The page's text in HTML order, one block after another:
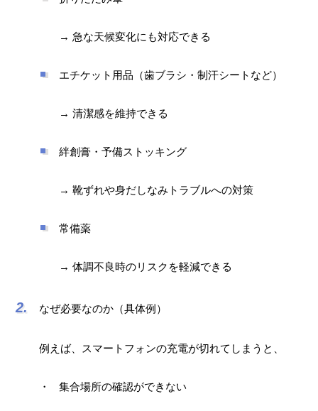
→ 急な天候変化にも対応できる
エチケット用品（歯ブラシ・制汗シートなど）
→ 清潔感を維持できる
絆創膏・予備ストッキング
→ 靴ずれや身だしなみトラブルへの対策
常備薬
→ 体調不良時のリスクを軽減できる
なぜ必要なのか（具体例）
例えば、スマートフォンの充電が切れてしまうと、
集合場所の確認ができない